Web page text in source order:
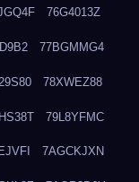
76G4013Z
77BGMMG4
78XWEZ88
79L8YFMC
7AGCKJXN